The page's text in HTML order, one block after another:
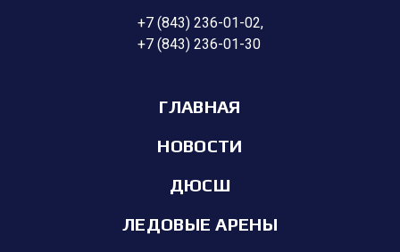
+7 (843) 236-01-02,
+7 (843) 236-01-30
ГЛАВНАЯ
НОВОСТИ
ДЮСШ
ЛЕДОВЫЕ АРЕНЫ